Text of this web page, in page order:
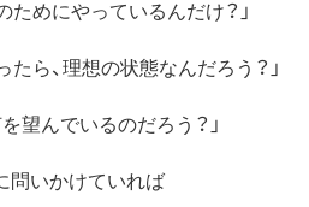
ためにやっているんだけ？」
たら、理想の状態なんだろう？」
望んでいるのだろう？」
問いかけていれば